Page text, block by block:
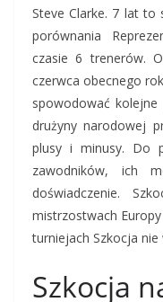
Steve Clarke. 7 lat to
porównania
czasie 6 trenerów.
czerwca obecnego
spowodować kolejne
drużyny narodowej
plusy i minusy. Do
zawodników, ich
doświadczenie.
mistrzostwach
turniejach Szkocja nie
Szkocja